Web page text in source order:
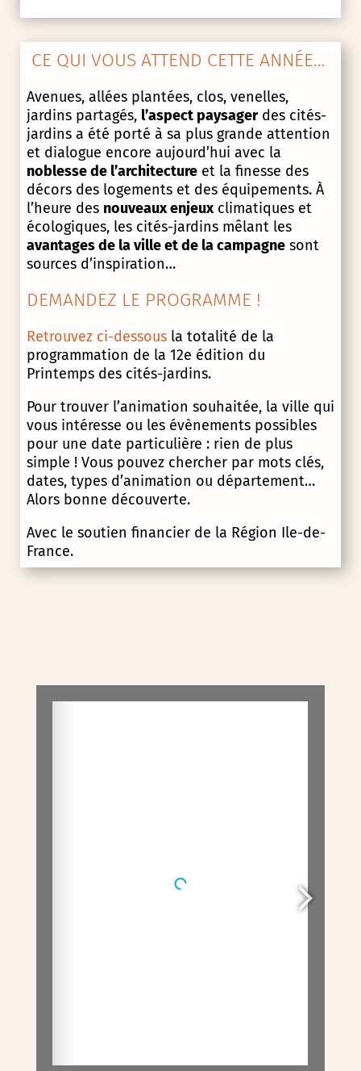
CE QUI VOUS ATTEND CETTE ANNÉE…
Avenues, allées plantées, clos, venelles,
jardins partagés, l’aspect paysagerdes cités-
jardins a été porté à sa plus grande attention
et dialogue encore aujourd’hui avec la
noblesse de l’architectureet la finesse des
décors des logements et des équipements. À
l’heure des nouveaux enjeuxclimatiques et
écologiques, les cités-jardins mêlant les
avantages de la ville et de la campagnesont
sources d’inspiration…
DEMANDEZ LE PROGRAMME !
Retrouvez ci-dessousla totalité de la
programmation de la 12e édition du
Printemps des cités-jardins.
Pour trouver l’animation souhaitée, la ville qui
vous intéresse ou les évènements possibles
pour une date particulière : rien de plus
simple ! Vous pouvez chercher par mots clés,
dates, types d’animation ou département…
Alors bonne découverte.
Avec le soutien financier de la Région Ile-de-
France.